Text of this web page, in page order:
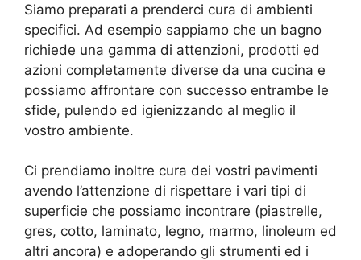
Siamo preparati a prenderci cura di ambienti
specifici. Ad esempio sappiamo che un bagno
richiede una gamma di attenzioni, prodotti ed
azioni completamente diverse da una cucina e
possiamo affrontare con successo entrambe le
sfide, pulendo ed igienizzando al meglio il
vostro ambiente.
Ci prendiamo inoltre cura dei vostri pavimenti
avendo l’attenzione di rispettare i vari tipi di
superficie che possiamo incontrare (piastrelle,
gres, cotto, laminato, legno, marmo, linoleum ed
altri ancora) e adoperando gli strumenti ed i